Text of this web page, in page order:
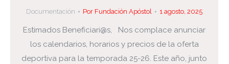
Documentación Por Fundación Apóstol 1 agosto, 2025
Estimados Beneficiari@s, Nos complace anunciar
los calendarios, horarios y precios de la oferta
deportiva para la temporada 25-26. Este año, junto